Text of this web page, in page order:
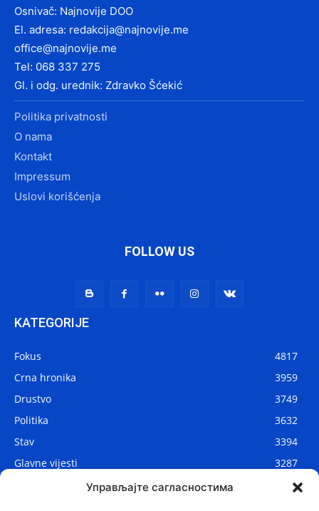
Управљајте сагласностима
Osnivač: Najnovije DOO
El. adresa: redakcija@najnovije.me
office@najnovije.me
Tel: 068 337 275
Gl. i odg. urednik: Zdravko Šćekić
Politika privatnosti
O nama
Kontakt
Impressum
Uslovi korišćenja
FOLLOW US
KATEGORIJE
Fokus
4817
Crna hronika
3959
Drustvo
3749
Politika
3632
Stav
3394
Glavne vijesti
3287
2910